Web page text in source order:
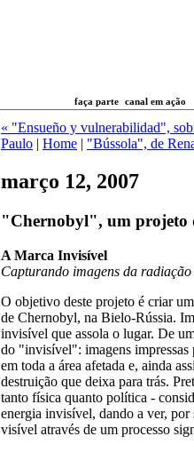
faça parte canal em ação
« "Ensueño y vulnerabilidad",
Paulo | Home | "Bússola", de
março 12, 2007
"Chernobyl", um projeto
A Marca Invisível
Capturando imagens da
O objetivo deste projeto é criar
de Chernobyl, na Bielo-Rússia.
invisível que assola o lugar. De
do "invisível": imagens impressas
em toda a área afetada e, ainda
destruição que deixa para trás.
tanto física quanto política -
energia invisível, dando a ver,
visível através de um processo